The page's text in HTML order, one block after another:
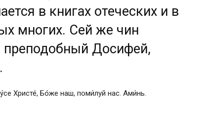
в книгах отеческих и в
многих. Сей же чин
преподобный Досифей,
Христе́, Бо́же наш, поми́луй нас. Ами́нь.